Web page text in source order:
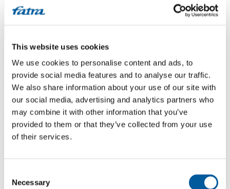
This website uses cookies
We use cookies to personalise content and ads, to
provide social media features and to analyse our traffic.
We also share information about your use of our site with
our social media, advertising and analytics partners who
may combine it with other information that you’ve
provided to them or that they’ve collected from your use
of their services.
Selection
Necessary
Menu
Domů/
Penetrace stěrky ?
Penetrace stěrky ?
Dotaz
Dobrý den, chtěl bych se tímto zeptat, zda je nutno podkladovou
stěrku po jejím zbroušení a vysátí ještě penetrovat (před lepením